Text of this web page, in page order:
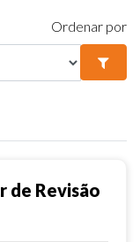
Ordenar por
de Revisão